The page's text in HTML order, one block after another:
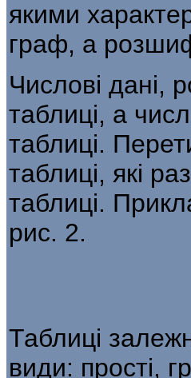
якими
граф, а
Числові дані,
табли­ці, а
таблиці.
таблиці, які
таблиці.
рис. 2.
Таблиці
види: прості,